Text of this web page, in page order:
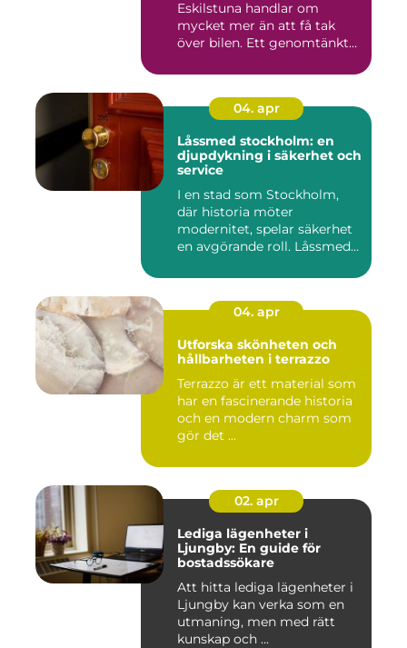
Eskilstuna handlar om
mycket mer än att få tak
över bilen. Ett genomtänkt
04. apr
Låssmed stockholm: en
djupdykning i säkerhet och
service
I en stad som Stockholm,
där historia möter
modernitet, spelar säkerhet
en avgörande roll. Låssmed
04. apr
Utforska skönheten och
hållbarheten i terrazzo
Terrazzo är ett material som
har en fascinerande historia
och en modern charm som
gör det ...
02. apr
Lediga lägenheter i
Ljungby: En guide för
bostadssökare
Att hitta lediga lägenheter i
Ljungby kan verka som en
utmaning, men med rätt
kunskap och ...